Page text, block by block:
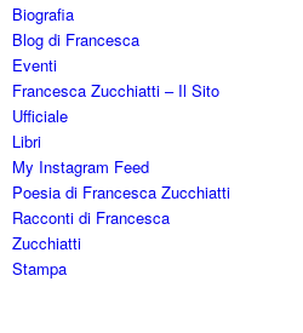
Biografia
Blog di Francesca
Eventi
Francesca Zucchiatti – Il Sito
Ufficiale
Libri
My Instagram Feed
Poesia di Francesca Zucchiatti
Racconti di Francesca
Zucchiatti
Stampa